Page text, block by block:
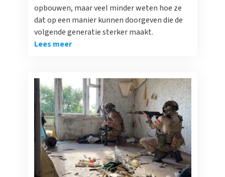
opbouwen, maar veel minder weten hoe ze
dat op een manier kunnen doorgeven die de
volgende generatie sterker maakt.
Lees meer